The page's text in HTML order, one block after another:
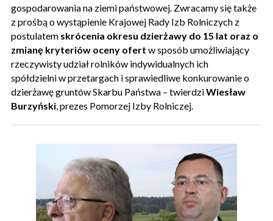
gospodarowania na ziemi państwowej. Zwracamy się także
z prośbą o wystąpienie Krajowej Rady Izb Rolniczych z
postulatem skrócenia okresu dzierżawy do 15 lat oraz o
zmianę kryteriów oceny ofert w sposób umożliwiający
rzeczywisty udział rolników indywidualnych ich
spółdzielni w przetargach i sprawiedliwe konkurowanie o
dzierżawę gruntów Skarbu Państwa – twierdziWiesław
Burzyński , prezes Pomorzej Izby Rolniczej.